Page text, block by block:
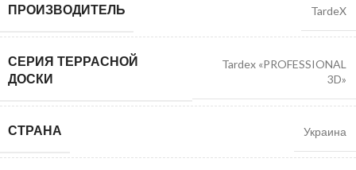
ПРОИЗВОДИТЕЛЬ TardeX
СЕРИЯ ТЕРРАСНОЙ
ДОСКИ
Tardex «PROFESSIONAL
3D»
СТРАНА Украина